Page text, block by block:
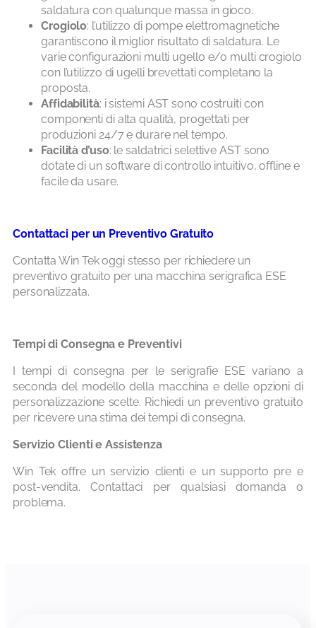
saldatura con qualunque massa in gioco.
Crogiolo: l’utilizzo di pompe elettromagnetiche
garantiscono il miglior risultato di saldatura. Le
varie configurazioni multi ugello e/o multi crogiolo
con l’utilizzo di ugelli brevettati completano la
proposta.
Affidabilità: i sistemi AST sono costruiti con
componenti di alta qualità, progettati per
produzioni 24/7 e durare nel tempo.
Facilità d’uso: le saldatrici selettive AST sono
dotate di un software di controllo intuitivo, offline e
facile da usare.
Contattaci per un Preventivo Gratuito
Contatta Win Tek oggi stesso per richiedere un
preventivo gratuito per una macchina serigrafica ESE
personalizzata.
Tempi di Consegna e Preventivi
I tempi di consegna per le serigrafie ESE variano a
seconda del modello della macchina e delle opzioni di
personalizzazione scelte. Richiedi un preventivo gratuito
per ricevere una stima dei tempi di consegna.
Servizio Clienti e Assistenza
Win Tek offre un servizio clienti e un supporto pre e
post-vendita. Contattaci per qualsiasi domanda o
problema.